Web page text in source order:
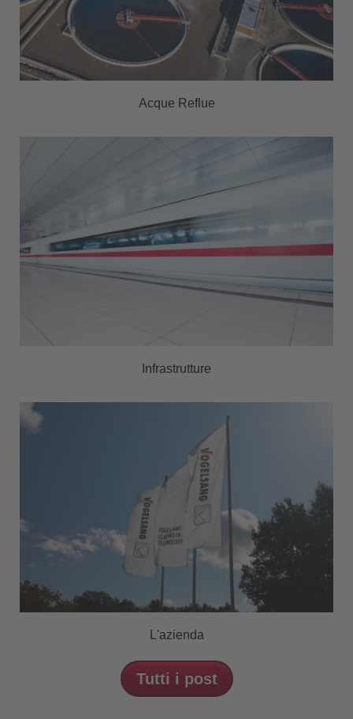
Acque Reflue
Infrastrutture
L'azienda
Tutti i post